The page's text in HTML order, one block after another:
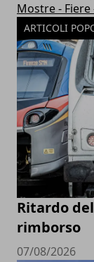
Mostre - Fiere
ARTICOLI
Ritardo
rimborso
07/08/2026